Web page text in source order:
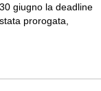
giugno la deadline
prorogata,